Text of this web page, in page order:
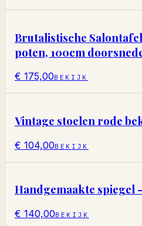
Brutalistische
poten, 100cm
€ 175,00BEKIJK
Vintage stoelen rode
€ 104,00BEKIJK
Handgemaakte spiegel
€ 140,00BEKIJK